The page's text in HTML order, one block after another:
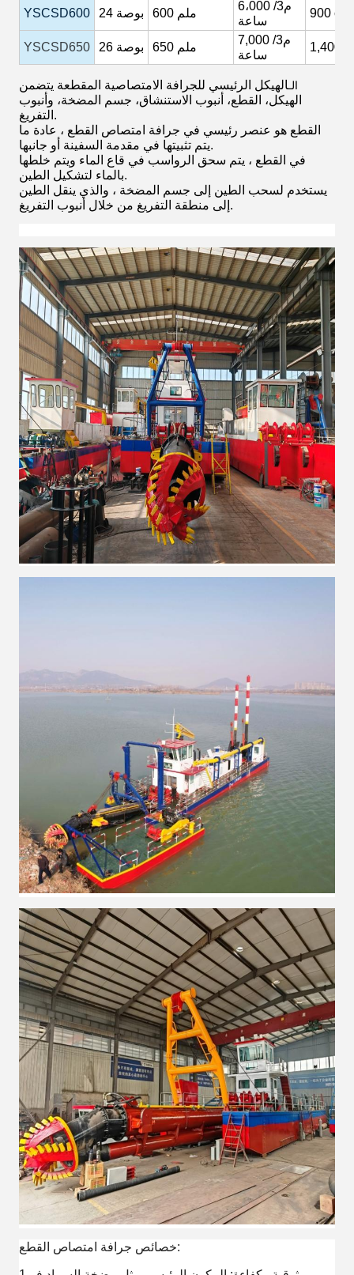
YSCSD600 24 بوصة 600 ملم
6،000 م3/
ساعة
900
YSCSD650 26 بوصة 650 ملم
7,000 م3/
ساعة
1,400
الـالهيكل الرئيسي للجرافة الامتصاصية المقطعة يتضمن
الهيكل، القطع، أنبوب الاستنشاق، جسم المضخة، وأنبوب
التفريغ.
القطع هو عنصر رئيسي في جرافة امتصاص القطع ، عادة ما
يتم تثبيتها في مقدمة السفينة أو جانبها.
في القطع ، يتم سحق الرواسب في قاع الماء ويتم خلطها
بالماء لتشكيل الطين.
يستخدم لسحب الطين إلى جسم المضخة ، والذي ينقل الطين
إلى منطقة التفريغ من خلال أنبوب التفريغ.
خصائص جرافة امتصاص القطع: